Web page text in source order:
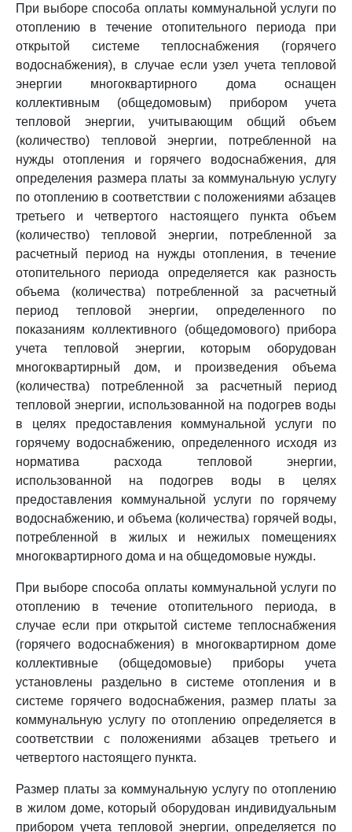
При выборе способа оплаты коммунальной услуги по
отоплению в течение отопительного периода при
открытой системе теплоснабжения (горячего
водоснабжения), в случае если узел учета тепловой
энергии многоквартирного дома оснащен
коллективным (общедомовым) прибором учета
тепловой энергии, учитывающим общий объем
(количество) тепловой энергии, потребленной на
нужды отопления и горячего водоснабжения, для
определения размера платы за коммунальную услугу
по отоплению в соответствии с положениями абзацев
третьего и четвертого настоящего пункта объем
(количество) тепловой энергии, потребленной за
расчетный период на нужды отопления, в течение
отопительного периода определяется как разность
объема (количества) потребленной за расчетный
период тепловой энергии, определенного по
показаниям коллективного (общедомового) прибора
учета тепловой энергии, которым оборудован
многоквартирный дом, и произведения объема
(количества) потребленной за расчетный период
тепловой энергии, использованной на подогрев воды
в целях предоставления коммунальной услуги по
горячему водоснабжению, определенного исходя из
норматива расхода тепловой энергии,
использованной на подогрев воды в целях
предоставления коммунальной услуги по горячему
водоснабжению, и объема (количества) горячей воды,
потребленной в жилых и нежилых помещениях
многоквартирного дома и на общедомовые нужды.
При выборе способа оплаты коммунальной услуги по
отоплению в течение отопительного периода, в
случае если при открытой системе теплоснабжения
(горячего водоснабжения) в многоквартирном доме
коллективные (общедомовые) приборы учета
установлены раздельно в системе отопления и в
системе горячего водоснабжения, размер платы за
коммунальную услугу по отоплению определяется в
соответствии с положениями абзацев третьего и
четвертого настоящего пункта.
Размер платы за коммунальную услугу по отоплению
в жилом доме, который оборудован индивидуальным
прибором учета тепловой энергии, определяется по